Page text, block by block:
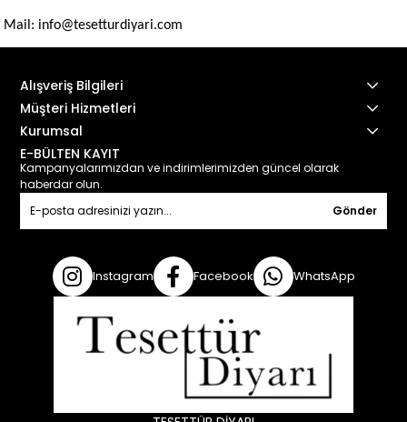
Mail: info@tesetturdiyari.com
Alışveriş Bilgileri
Müşteri Hizmetleri
Kurumsal
E-BÜLTEN KAYIT
Kampanyalarımızdan ve indirimlerimizden güncel olarak
haberdar olun.
Gönder
Instagram Facebook WhatsApp